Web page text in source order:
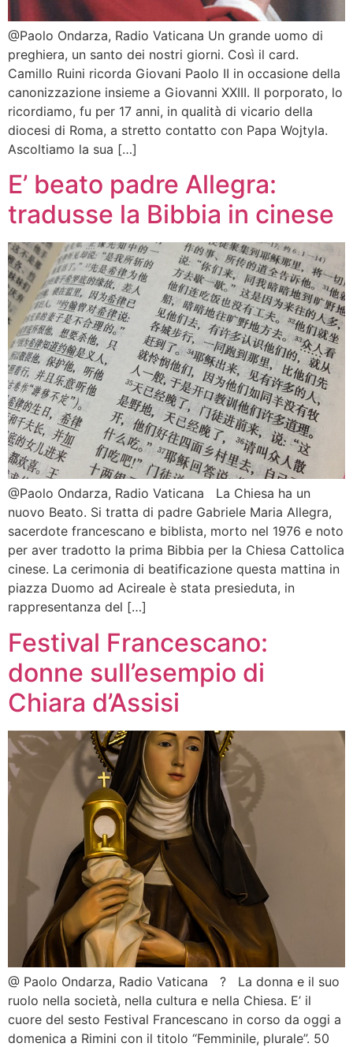
@Paolo Ondarza, Radio Vaticana Un grande uomo di
preghiera, un santo dei nostri giorni. Così il card.
Camillo Ruini ricorda Giovani Paolo II in occasione della
canonizzazione insieme a Giovanni XXIII. Il porporato, lo
ricordiamo, fu per 17 anni, in qualità di vicario della
diocesi di Roma, a stretto contatto con Papa Wojtyla.
Ascoltiamo la sua […]
E’ beato padre Allegra:
tradusse la Bibbia in cinese
@Paolo Ondarza, Radio Vaticana La Chiesa ha un
nuovo Beato. Si tratta di padre Gabriele Maria Allegra,
sacerdote francescano e biblista, morto nel 1976 e noto
per aver tradotto la prima Bibbia per la Chiesa Cattolica
cinese. La cerimonia di beatificazione questa mattina in
piazza Duomo ad Acireale è stata presieduta, in
rappresentanza del […]
Festival Francescano:
donne sull’esempio di
Chiara d’Assisi
@ Paolo Ondarza, Radio Vaticana ? La donna e il suo
ruolo nella società, nella cultura e nella Chiesa. E’ il
cuore del sesto Festival Francescano in corso da oggi a
domenica a Rimini con il titolo “Femminile, plurale”. 50